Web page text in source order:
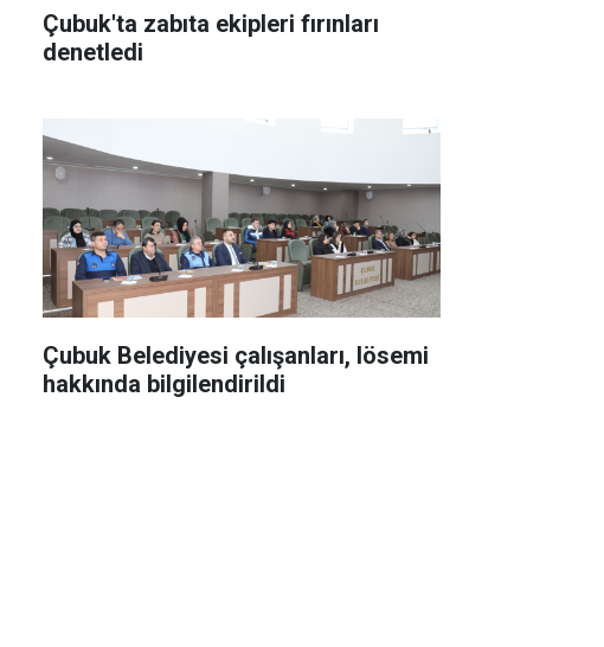
Çubuk'ta zabıta ekipleri fırınları
denetledi
Çubuk Belediyesi çalışanları, lösemi
hakkında bilgilendirildi